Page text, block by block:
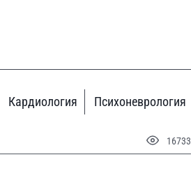
Кардиология Психоневрология
16733